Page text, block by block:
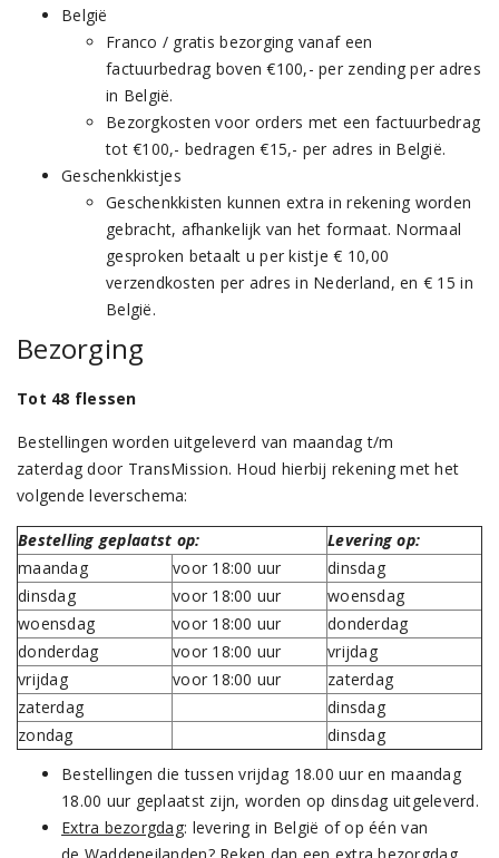
België
Franco / gratis bezorging vanaf een
factuurbedrag boven €100,- per zending per adres
in België.
Bezorgkosten voor orders met een factuurbedrag
tot €100,- bedragen €15,- per adres in België.
Geschenkkistjes
Geschenkkisten kunnen extra in rekening worden
gebracht, afhankelijk van het formaat. Normaal
gesproken betaalt u per kistje € 10,00
verzendkosten per adres in Nederland, en € 15 in
België.
Bezorging
Tot 48 flessen
Bestellingen worden uitgeleverd van maandag t/m
zaterdag door TransMission. Houd hierbij rekening met het
volgende leverschema:
Bestelling geplaatst op:
Levering op:
maandag
voor 18:00 uur
dinsdag
dinsdag
voor 18:00 uur
woensdag
woensdag
voor 18:00 uur
donderdag
donderdag
voor 18:00 uur
vrijdag
vrijdag
voor 18:00 uur
zaterdag
zaterdag
dinsdag
zondag
dinsdag
Bestellingen die tussen vrijdag 18.00 uur en maandag
18.00 uur geplaatst zijn, worden op dinsdag uitgeleverd.
Extra bezorgdag: levering in België of op één van